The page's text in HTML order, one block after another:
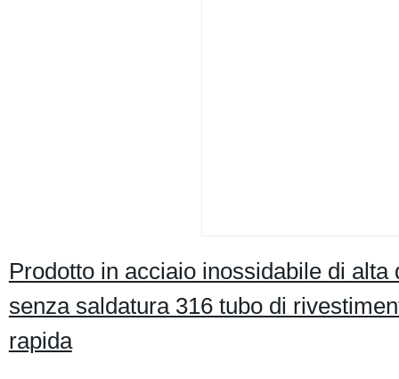
Prodotto in acciaio inossidabile di
senza saldatura 316 tubo di
rapida